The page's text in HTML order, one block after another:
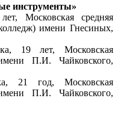
инструменты»
Московская средняя
имени Гнесиных,
19 лет, Московская
имени П.И. Чайковского,
21 год, Московская
имени П.И. Чайковского,